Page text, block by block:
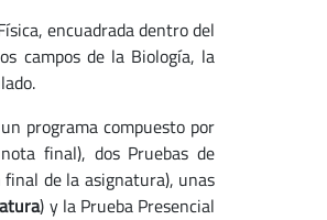
encuadrada dentro del
campos de la Biología, la
programa compuesto por
final), dos Pruebas de
de la asignatura), unas
) y la Prueba Presencial